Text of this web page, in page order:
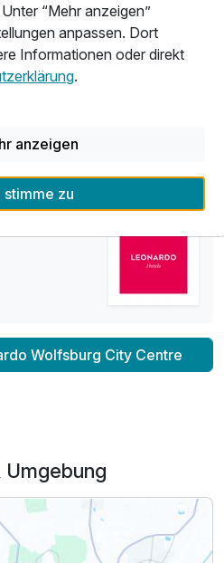
abgeschlossenen
das Leonardo Wolfsburg
Neben den Renovierungen in
einen neuen Open-Lobby-Bar
Anreise.
Wolfsburg City Centre
Umgebung
“Mehr anzeigen”
anpassen. Dort
Informationen oder direkt
.
anzeigen
stimme zu